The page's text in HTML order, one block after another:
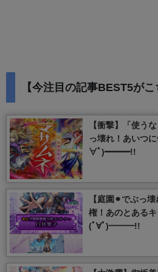
【今注目の記事BEST5がこ
【衝撃】「使う
っ壊れ！あいつ
∀ﾟ)━━━!!
【庭園⚫︎でぶっ
権！あのとある
(ﾟ∀ﾟ)━━━!!